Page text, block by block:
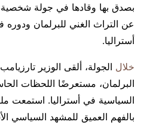
بصدق بها وقادها في جولة
عن التراث الغني للبرلمان
أستراليا.
خلال الجولة، ألقى الوزير
البرلمان، مستعرضًا اللحظات
السياسية في أستراليا. استمعت
بالفهم العميق للمشهد السياسي